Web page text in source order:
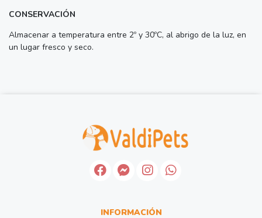
CONSERVACIÓN
Almacenar a temperatura entre 2º y 30ºC, al abrigo de la luz, en
un lugar fresco y seco.
INFORMACIÓN